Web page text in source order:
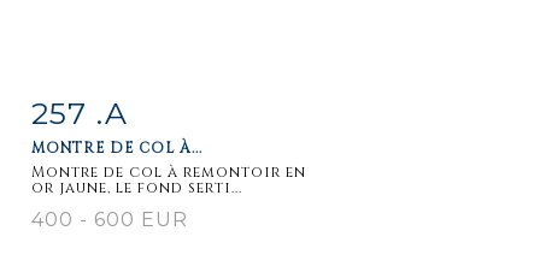
Item detail
257 .A
MONTRE DE COL À...
Montre de col à remontoir en
or jaune, le fond serti...
400 - 600 EUR